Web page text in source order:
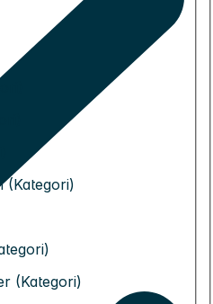
(Kategori)
(Kategori)